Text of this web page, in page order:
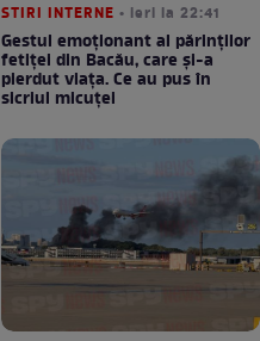
STIRI INTERNE • ieri la 22:41
Gestul emoționant al părinților
fetiței din Bacău, care și-a
pierdut viața. Ce au pus în
sicriul micuței